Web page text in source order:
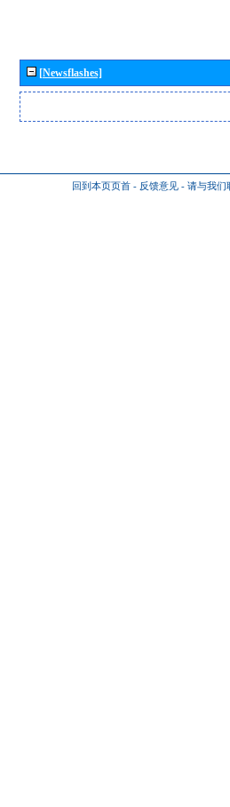
[Newsflashes]
回到本页页首 - 反馈意见 - 请与我们